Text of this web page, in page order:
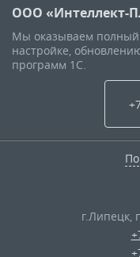
ООО «Интеллект-
Мы оказываем полный
настройке,
программ 1С.
г.Липецк